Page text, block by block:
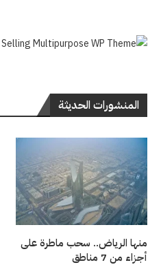
المنشورات الحديثة
منها الرياض.. سحب ماطرة على
أجزاء من 7 مناطق